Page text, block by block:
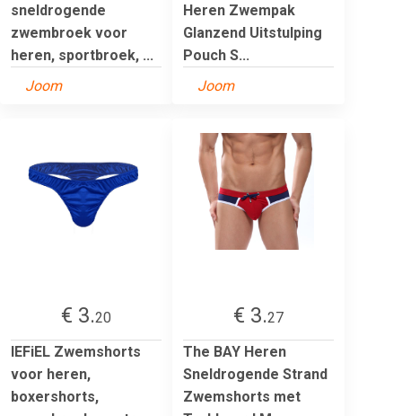
sneldrogende
zwembroek voor
heren, sportbroek, ...
Joom
Heren Zwempak
Glanzend Uitstulping
Pouch S...
Joom
€ 3.20
IEFiEL Zwemshorts
voor heren,
boxershorts,
€ 3.27
The BAY Heren
Sneldrogende Strand
Zwemshorts met